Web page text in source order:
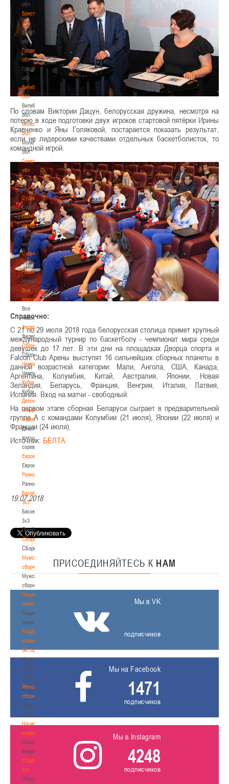
обл
Брестская
обл
Брестская
обл
Гродненская
обл
Гродненская
обл
Витебская
обл
Витебская
обл
Могилевская
обл
Могилевская
обл
Гомельская
обл
Гомельская
обл
Судейство
Судейство
Полезные
материалы
Полезные
материалы
Судьи
Судьи
Новости
Новости
Все
новости
Все
новости
Федерация
Федерация
Сборные
Сборные
Чемпионат
Чемпионат
Кубок
Кубок
Детско-
юношеские
соревнования
Детско-
юношеские
соревнования
Еврокубки
Еврокубки
Разное
Разное
Баскетбол
3х3
Баскетбол
3х3
Лого[modid=121]
Сборные
Сборные
Мужские
сборные
Мужские
сборные
Национальная
команда
Национальная
команда
Национальная
команда
(история)
Национальная
команда
(история)
Женские
сборные
Женские
сборные
Национальная
команда
Национальная
команда
Сборные
3х3
Сборные
По словам Виктории Дацун, белорусская дружина, несмотря на
потерю в ходе подготовки двух игроков стартовой пятёрки Ирины
Кравченко и Яны Голяковой, постарается показать результат,
если не лидерскими качествами отдельных баскетболисток, то
командной игрой.
Справочно:
С 21 по 29 июля 2018 года белорусская столица примет крупный
международный турнир по баскетболу - чемпионат мира среди
девушек до 17 лет. В эти дни на площадках Дворца спорта и
Falcon Club Арены выступят 16 сильнейших сборных планеты в
данной возрастной категории: Мали, Ангола, США, Канада,
Аргентина, Колумбия, Китай, Австралия, Японии, Новая
Зеландия, Беларусь, Франция, Венгрия, Италия, Латвия,
Испания. Вход на матчи - свободный.
На первом этапе сборная Беларуси сыграет в предварительной
группе А с командами Колумбии (21 июля), Японии (22 июля) и
Франции (24 июля).
Источник: БЕЛТА
19.07.2018
ПРИСОЕДИНЯЙТЕСЬ К НАМ
Мы в VK
подписчиков
Мы на Facebook
1471
подписчиков
Мы в Instagram
4248
подписчиков